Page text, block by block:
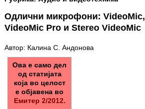
Одлични микрофони: VideoMic,
VideoMic Pro и Stereo VideoMic
Автор: Калина С. Андонова
Ова е само дел
од статијата
која во целост
е објавена во
Емитер 2/2012.